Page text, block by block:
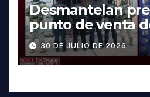
Desmantelan
punto de venta
Pachuca; hay
30 DE JULIO DE 2026